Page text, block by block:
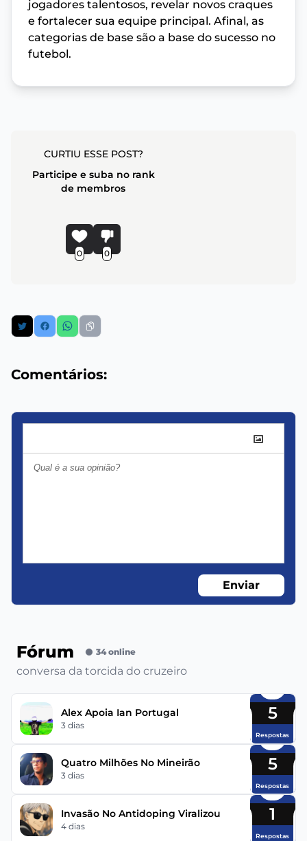
jogadores talentosos, revelar novos craques
e fortalecer sua equipe principal. Afinal, as
categorias de base são a base do sucesso no
futebol.
CURTIU ESSE POST?
Participe e suba no rank
de membros
0 0
Comentários:
Enviar
Fórum 34 online
conversa da torcida do cruzeiro
Alex Apoia Ian Portugal
3 dias
5
Respostas
Quatro Milhões No Mineirão
3 dias
5
Respostas
Invasão No Antidoping Viralizou
4 dias
1
Respostas